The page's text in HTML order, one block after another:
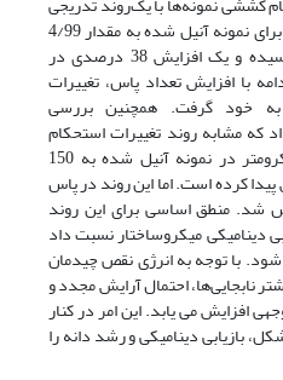
صعودی از مقدار 72 مگاپاسکال برای نمونه آنیل شده به مقدار 4/99
مگاپاسکال در نمونه 4 پاس رسیده و یک افزایش 38 درصدی در
با افزایش تعداد پاس، تغییرات
به خود گرفت. همچنین بررسی
که مشابه روند تغییرات استحکام
کششی، اندازه دانه از 260 میکرومتر در نمونه آنیل شده به 150
4 پاس کاهش پیدا کرده است. اما این روند در پاس
شد. منطق اساسی برای این روند
دینامیکی میکروساختار نسبت داد
می­ شود. با توجه ‌به انرژی نقص چیدمان
نابجایی‌ها، احتمال آرایش مجدد و
افزایش می ­یابد. این امر در کنار
بازیابی دینامیکی و رشد دانه را